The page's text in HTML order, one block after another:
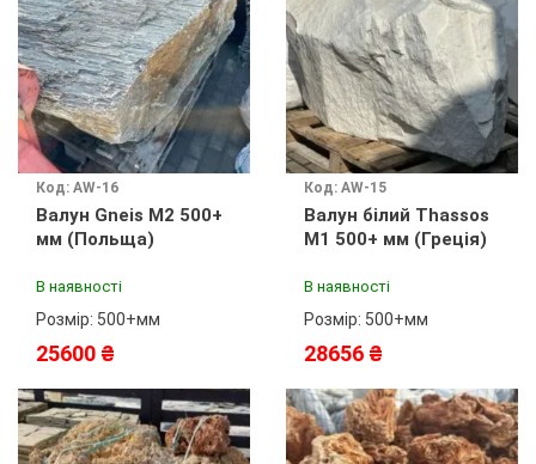
Код: AW-16
Валун Gneis M2 500+
мм (Польща)
В наявності
Розмір: 500+мм
25600 ₴
Код: AW-15
Валун білий Thassos
М1 500+ мм (Греція)
В наявності
Розмір: 500+мм
28656 ₴